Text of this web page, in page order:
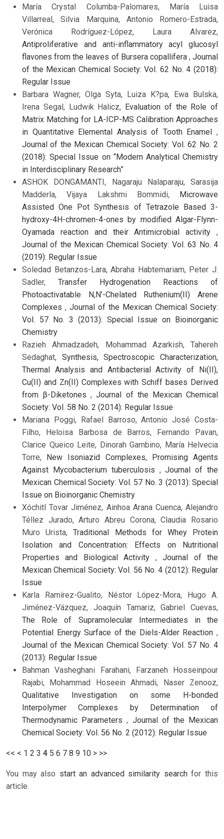
María Crystal Columba-Palomares, María Luisa
Villarreal, Silvia Marquina, Antonio Romero-Estrada,
Verónica Rodríguez-López, Laura Alvarez,
Antiproliferative and anti-inflammatory acyl glucosyl
flavones from the leaves of Bursera copallifera , Journal
of the Mexican Chemical Society: Vol. 62 No. 4 (2018):
Regular Issue
Barbara Wagner, Olga Syta, Luiza K?pa, Ewa Bulska,
Irena Segal, Ludwik Halicz, Evaluation of the Role of
Matrix Matching for LA-ICP-MS Calibration Approaches
in Quantitative Elemental Analysis of Tooth Enamel ,
Journal of the Mexican Chemical Society: Vol. 62 No. 2
(2018): Special Issue on “Modern Analytical Chemistry
in Interdisciplinary Research”
ASHOK DONGAMANTI, Nagaraju Nalaparaju, Sarasija
Madderla, Vijaya Lakshmi Bommidi,
Microwave
Assisted One Pot Synthesis of Tetrazole Based 3-
hydroxy-4H-chromen-4-ones by modified Algar-Flynn-
Oyamada reaction and their Antimicrobial activity ,
Journal of the Mexican Chemical Society: Vol. 63 No. 4
(2019): Regular Issue
Soledad Betanzos-Lara, Abraha Habtemariam, Peter J.
Sadler, Transfer Hydrogenation Reactions of
Photoactivatable N,N’-Chelated Ruthenium(II) Arene
Complexes , Journal of the Mexican Chemical Society:
Vol. 57 No. 3 (2013): Special Issue on Bioinorganic
Chemistry
Razieh Ahmadzadeh, Mohammad Azarkish, Tahereh
Sedaghat, Synthesis, Spectroscopic Characterization,
Thermal Analysis and Antibacterial Activity of Ni(II),
Cu(II) and Zn(II) Complexes with Schiff bases Derived
from β-Diketones,Journal of the Mexican Chemical
Society: Vol. 58 No. 2 (2014): Regular Issue
Mariana Poggi, Rafael Barroso, Antonio José Costa-
Filho, Heloisa Barbosa de Barros, Fernando Pavan,
Clarice Queico Leite, Dinorah Gambino, María Helvecia
Torre,
New Isoniazid Complexes, Promising Agents
Against Mycobacterium tuberculosis ,Journal of the
Mexican Chemical Society: Vol. 57 No. 3 (2013): Special
Issue on Bioinorganic Chemistry
Xóchitl Tovar Jiménez, Ainhoa Arana Cuenca, Alejandro
Téllez Jurado, Arturo Abreu Corona, Claudia Rosario
Muro Urista,Traditional Methods for Whey Protein
Isolation and Concentration: Effects on Nutritional
Properties and Biological Activity ,Journal of the
Mexican Chemical Society: Vol. 56 No. 4 (2012): Regular
Issue
Karla Ramírez-Gualito, Néstor López-Mora, Hugo A.
Jiménez-Vázquez, Joaquín Tamariz, Gabriel Cuevas,
The Role of Supramolecular Intermediates in the
Potential Energy Surface of the Diels-Alder Reaction ,
Journal of the Mexican Chemical Society: Vol. 57 No. 4
(2013): Regular Issue
Bahman Vasheghani Farahani, Farzaneh Hosseinpour
Rajabi, Mohammad Hoseein Ahmadi, Naser Zenooz,
Qualitative Investigation on some H-bonded
Interpolymer Complexes by Determination of
Thermodynamic Parameters, Journal of the Mexican
Chemical Society: Vol. 56 No. 2 (2012): Regular Issue
<< < 1 2 3 4 5 6 7 8 9 10 > >>
You may also start an advanced similarity searchfor this
article.